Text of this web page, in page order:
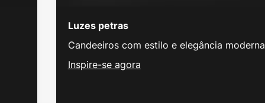
Luzes petras
Candeeiros com estilo e elegância moderna
Inspire-se agora